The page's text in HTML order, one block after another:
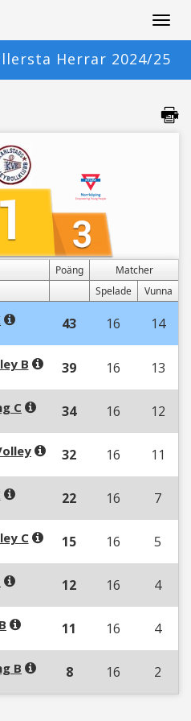
Herrar 2024/25
Poäng
Matcher
Spelade
Vunna
43 16 14
B 39 16 13
C 34 16 12
32 16 11
22 16 7
C 15 16 5
12 16 4
11 16 4
B 8 16 2